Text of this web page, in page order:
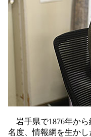
岩手県で1876年から
名度、情報網を生か